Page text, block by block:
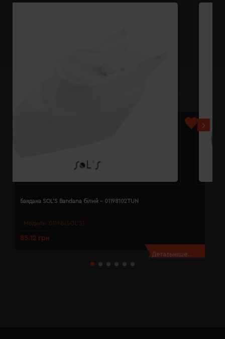
Модель: 01198(SOL’S)
Бандана SOL'S Bandana білий - 01198102TUN
85.12 грн
Детальніше...